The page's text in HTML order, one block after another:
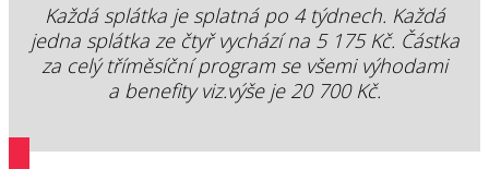
Každá splátka je splatná po 4 týdnech. Každá
jedna splátka ze čtyř vychází na 5 175 Kč. Částka
za celý tříměsíční program se všemi výhodami
a benefity viz.výše je 20 700 Kč.